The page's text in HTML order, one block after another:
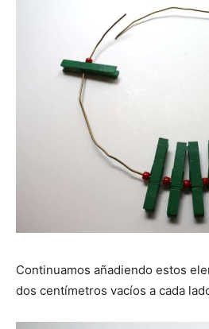
Continuamos añadiendo estos
dos centímetros vacíos a cada